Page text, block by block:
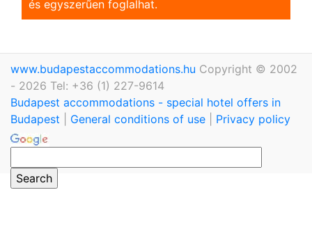
és egyszerũen foglalhat.
www.budapestaccommodations.hu Copyright © 2002
- 2026 Tel: +36 (1) 227-9614
Budapest accommodations - special hotel offers in
Budapest
General conditions of use Privacy policy